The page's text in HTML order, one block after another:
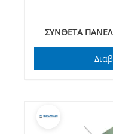
ΣΥΝΘΕΤΑ ΠΑΝΕΛ